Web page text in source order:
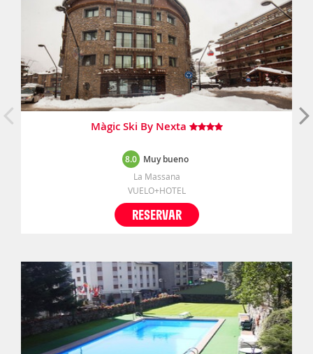
Màgic Ski By Nexta
8.0 Muy bueno
La Massana
VUELO+HOTEL
RESERVAR